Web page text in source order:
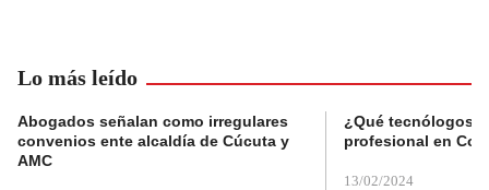
Lo más leído
Abogados señalan como irregulares
convenios ente alcaldía de Cúcuta y
AMC
¿Qué tecnólogos
profesional en
13/02/2024